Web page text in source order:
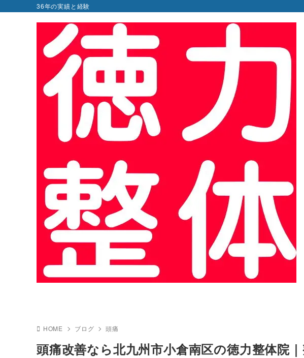
36年の実績と経験
HOME ブログ 頭痛
頭痛改善なら北九州市小倉南区の徳力整体院